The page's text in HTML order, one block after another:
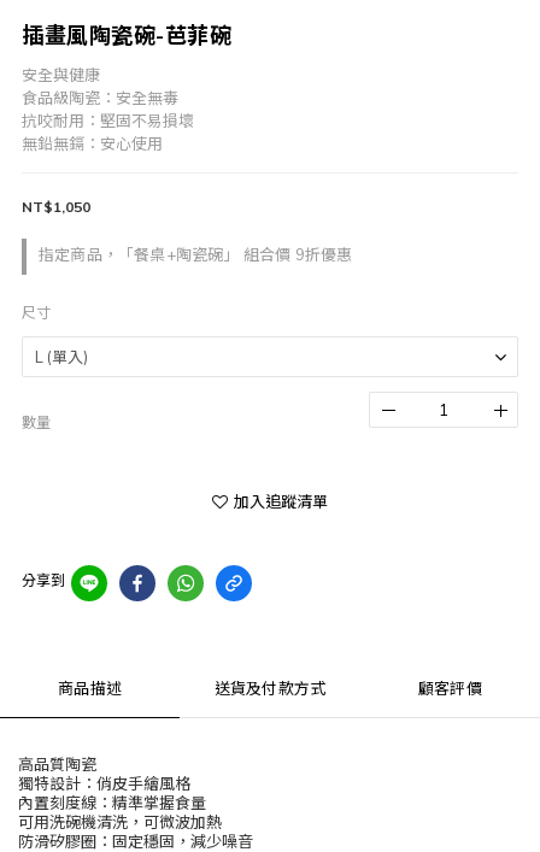
插畫風陶瓷碗-芭菲碗
安全與健康
食品級陶瓷：安全無毒
抗咬耐用：堅固不易損壞
無鉛無鎘：安心使用
指定商品，「餐桌+陶瓷碗」 組合價 9折優惠
NT$1,050
尺寸
數量
加入追蹤清單
分享到
商品描述 送貨及付款方式 顧客評價
高品質陶瓷
獨特設計：俏皮手繪風格
內置刻度線：精準掌握食量
可用洗碗機清洗，可微波加熱
防滑矽膠圈：固定穩固，減少噪音